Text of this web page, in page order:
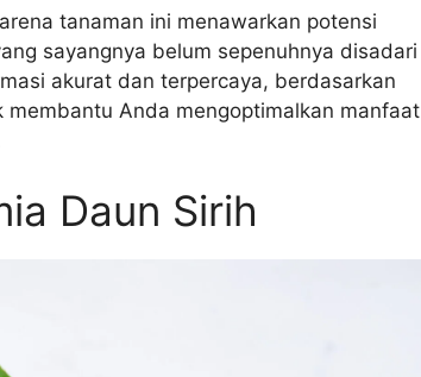
tanaman ini menawarkan potensi
sayangnya belum sepenuhnya disadari
akurat dan terpercaya, berdasarkan
Anda mengoptimalkan manfaat
Daun Sirih